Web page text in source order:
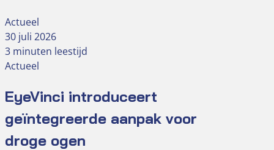
Actueel
30 juli 2026
3 minuten leestijd
Actueel
EyeVinci introduceert
geïntegreerde aanpak voor
droge ogen